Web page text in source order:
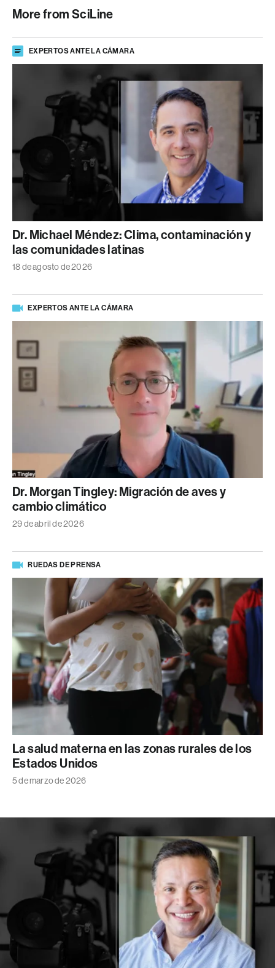
More from SciLine
EXPERTOS ANTE LA CÁMARA
Dr. Michael Méndez: Clima, contaminación y
las comunidades latinas
18 de agosto de 2026
EXPERTOS ANTE LA CÁMARA
Dr. Morgan Tingley: Migración de aves y
cambio climático
29 de abril de 2026
RUEDAS DE PRENSA
La salud materna en las zonas rurales de los
Estados Unidos
5 de marzo de 2026